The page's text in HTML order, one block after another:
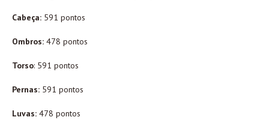
Cabeça: 591 pontos
Ombros: 478 pontos
Torso: 591 pontos
Pernas: 591 pontos
Luvas: 478 pontos